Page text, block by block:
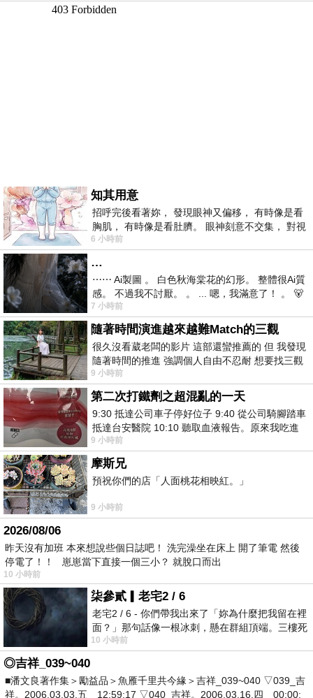
知其用意
招呼完後看著妳， 發現眼神又偏移， 有時像是看
胸肌， 有時像是看肚臍。 眼神刻意不交集， 對視
視線不對齊， 讓我很難不
6 小時前
…
⋯⋯ Ai製圖 。 白色秋海棠花的幻形。 整體很Ai質
感。 不過我不討厭。 。 ... 嗯，我滿意了！ 。 🐻
昨中
7 小時前
隨著時間演進越來越難Match的三觀
很久沒看葳老闆的影片 這部還蠻推薦的 但 我發現
隨著時間的推進 強調個人自由不忍耐 想要找三觀
接近的不要說對象 連朋友都超
9 小時前
第二次打鐵劑之超混亂的一天
9:30 抵達公司車子停好位子 9:40 從公司騎腳踏車
抵達台安醫院 10:10 聽取血液報告。原來我吃進
去的 B12 彌可保並非沒有吸收而是超
9 小時前
摩斯兄
預祝你們的店「人面桃花相映紅。」
9 小時前
2026/08/06
昨天沒有加班 本來想說些個日誌吧！ 洗完澡坐在床上 開了筆電 然後
停電了！！ 崽崽當下直接一個三小？ 就脫口而出
10 小時前
柒參貳▎老宅2 / 6
老宅2 / 6 - 你們帶我出來了「妳為什麼把我留在裡
面？」那句話像一根冰刺，懸在群組頂端。三樓死
死盯著照片裡的人。那個人確實站在
10 小時前
◎吉祥_039~040
■潘文良著作集＞勵益品＞魚雁千里共今緣＞吉祥_039~040 ▽039_吉
祥。2006.03.03.五 12:59:17 ▽040_吉祥。2006.03.16.四 00:00: